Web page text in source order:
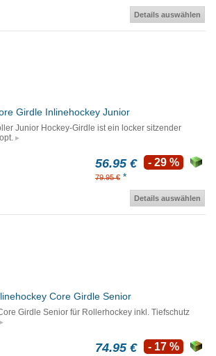
Details auswählen
Girdle Inlinehockey Junior
Junior Hockey-Girdle ist ein locker sitzender
56.95 €
79.95 € *
- 29 %
Details auswählen
Core Girdle Senior
Girdle Senior für Rollerhockey inkl. Tiefschutz
74.95 € - 17 %